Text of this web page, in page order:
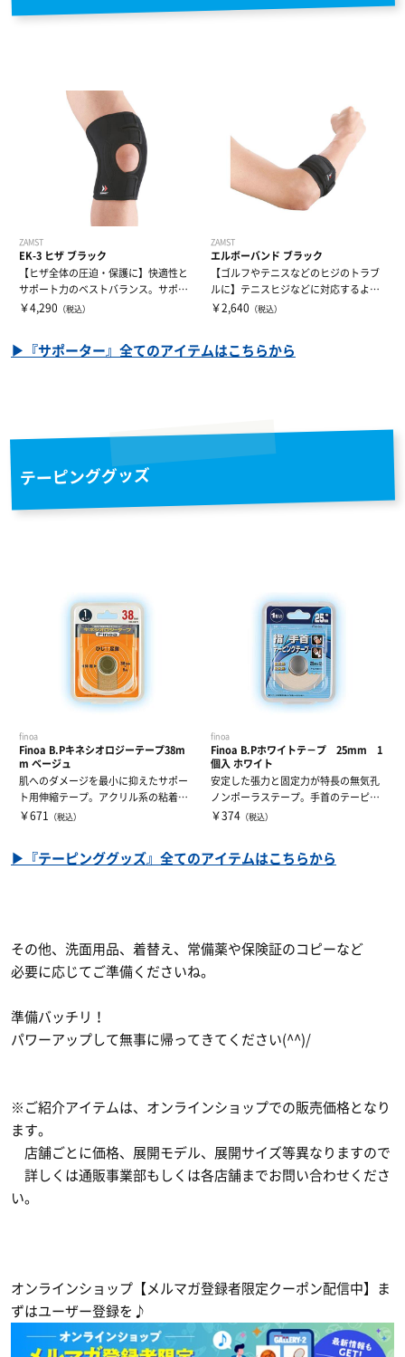
ZAMST
EK-3 ヒザ ブラック
【ヒザ全体の圧迫・保護に】快適性と
サポート力のベストバランス。サポー
ト力と動きや...
￥4,290 （税込）
ZAMST
エルボーバンド ブラック
【ゴルフやテニスなどのヒジのトラブ
ルに】テニスヒジなどに対応するよう
設計。トラブ...
￥2,640 （税込）
▶『サポーター』全てのアイテムはこちらから
テーピンググッズ
finoa
Finoa B.Pキネシオロジーテープ38m
m ベージュ
肌へのダメージを最小に抑えたサポー
ト用伸縮テープ。アクリル系の粘着剤
を使用し、筋...
￥671 （税込）
finoa
Finoa B.Pホワイトテ－プ 25mm 1
個入 ホワイト
安定した張力と固定力が特長の無気孔
ノンポーラステープ。手首のテーピン
グに最適のテ...
￥374 （税込）
▶『テーピンググッズ』全てのアイテムはこちらから
その他、洗面用品、着替え、常備薬や保険証のコピーなど
必要に応じてご準備くださいね。
準備バッチリ！
パワーアップして無事に帰ってきてください(^^)/
※ご紹介アイテムは、オンラインショップでの販売価格となり
ます。
店舗ごとに価格、展開モデル、展開サイズ等異なりますので
詳しくは通販事業部もしくは各店舗までお問い合わせくださ
い。
オンラインショップ【メルマガ登録者限定クーポン配信中】ま
ずはユーザー登録を♪